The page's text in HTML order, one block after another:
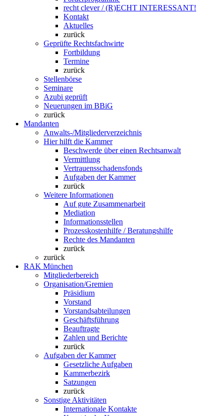
recht clever / (R)ECHT INTERESSANT!
Kontakt
Aktuelles
zurück
Geprüfte Rechtsfachwirte
Fortbildung
Termine
zurück
Stellenbörse
Seminare
Azubi geprüft
Neuerungen im BBiG
zurück
Mandanten
Anwalts-/Mitgliederverzeichnis
Hier hilft die Kammer
Beschwerde über einen Rechtsanwalt
Vermittlung
Vertrauensschadensfonds
Aufgaben der Kammer
zurück
Weitere Informationen
Auf gute Zusammenarbeit
Mediation
Informationsstellen
Prozesskostenhilfe / Beratungshilfe
Rechte des Mandanten
zurück
zurück
RAK München
Mitgliederbereich
Organisation/Gremien
Präsidium
Vorstand
Vorstandsabteilungen
Geschäftsführung
Beauftragte
Zahlen und Berichte
zurück
Aufgaben der Kammer
Gesetzliche Aufgaben
Kammerbezirk
Satzungen
zurück
Sonstige Aktivitäten
Internationale Kontakte